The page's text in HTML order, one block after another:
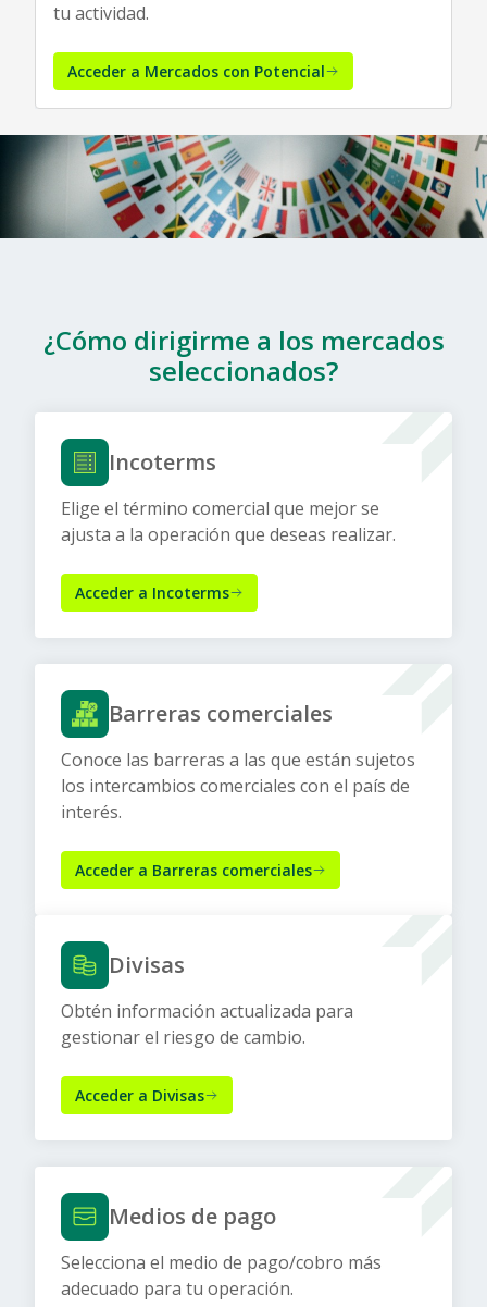
tu actividad.
Acceder a Mercados con Potencial
¿Cómo dirigirme a los mercados
seleccionados?
Incoterms
Elige el término comercial que mejor se
ajusta a la operación que deseas realizar.
Acceder a Incoterms
Barreras comerciales
Conoce las barreras a las que están sujetos
los intercambios comerciales con el país de
interés.
Acceder a Barreras comerciales
Divisas
Obtén información actualizada para
gestionar el riesgo de cambio.
Acceder a Divisas
Medios de pago
Selecciona el medio de pago/cobro más
adecuado para tu operación.